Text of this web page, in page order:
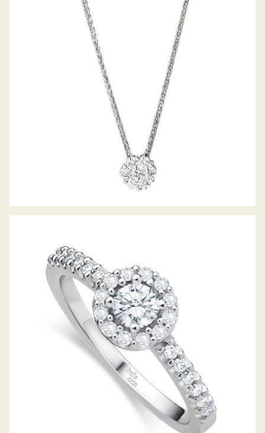
BELLA LUCE COLLIER
DIAMANTRING PICCOLINA